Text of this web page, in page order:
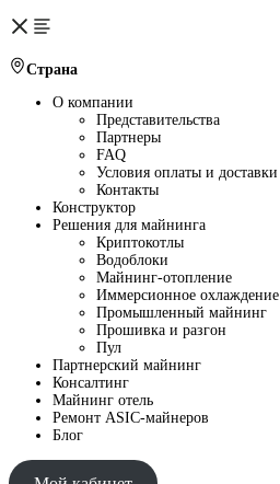
Страна
О компании
Представительства
Партнеры
FAQ
Условия оплаты и доставки
Контакты
Конструктор
Решения для майнинга
Криптокотлы
Водоблоки
Майнинг-отопление
Иммерсионное охлаждение
Промышленный майнинг
Прошивка и разгон
Пул
Партнерский майнинг
Консалтинг
Майнинг отель
Ремонт ASIC-майнеров
Блог